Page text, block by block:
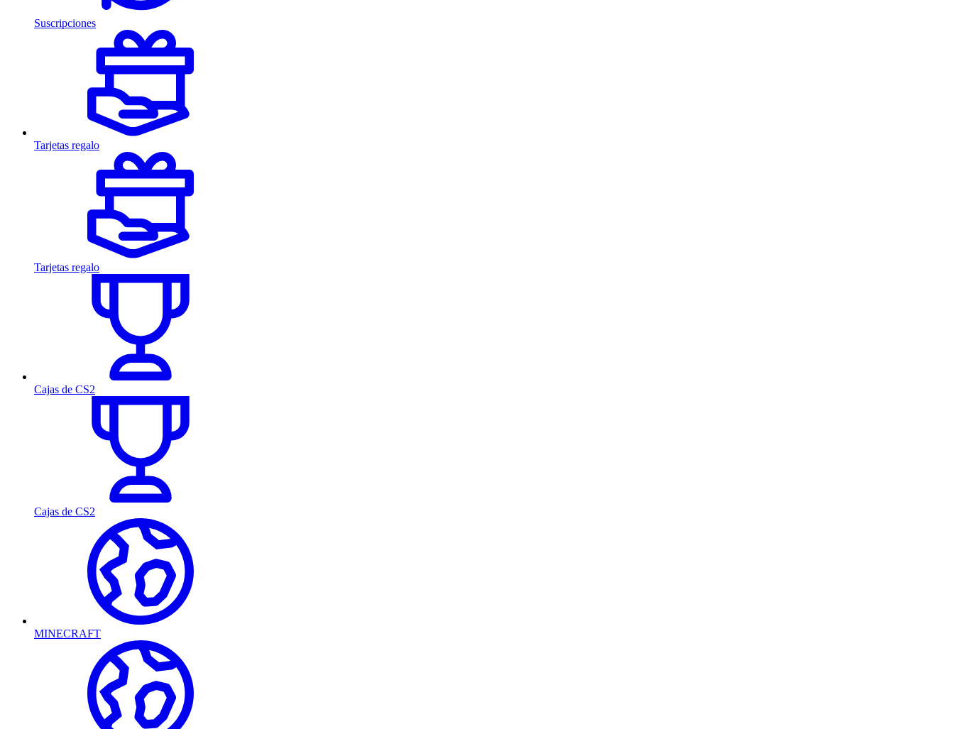
Suscripciones
Tarjetas regalo
Tarjetas regalo
Cajas de CS2
Cajas de CS2
MINECRAFT